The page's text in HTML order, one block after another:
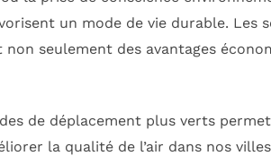
un mode de vie durable. Les
seulement des avantages
de déplacement plus verts
la qualité de l’air dans nos